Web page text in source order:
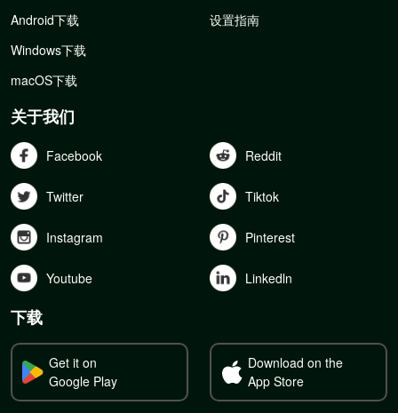
Android下载
Windows下载
macOS下载
设置指南
关于我们
Facebook Reddit
Twitter Tiktok
Instagram Pinterest
Youtube Linkedln
下载
Get it on
Google Play
Download on the
App Store